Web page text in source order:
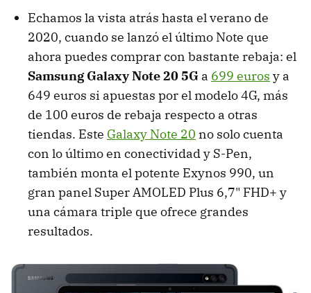
Echamos la vista atrás hasta el verano de
2020, cuando se lanzó el último Note que
ahora puedes comprar con bastante rebaja: el
Samsung Galaxy Note 20 5G a 699 euros y a
649 euros si apuestas por el modelo 4G, más
de 100 euros de rebaja respecto a otras
tiendas. Este Galaxy Note 20 no solo cuenta
con lo último en conectividad y S-Pen,
también monta el potente Exynos 990, un
gran panel Super AMOLED Plus 6,7" FHD+ y
una cámara triple que ofrece grandes
resultados.